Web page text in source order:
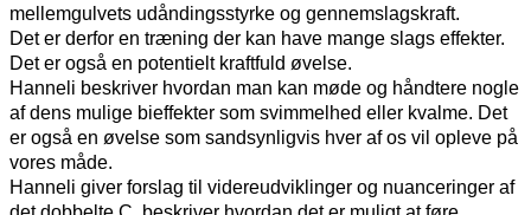
mellemgulvets udåndingsstyrke og gennemslagskraft.
Det er derfor en træning der kan have mange slags effekter.
Det er også en potentielt kraftfuld øvelse.
Hanneli beskriver hvordan man kan møde og håndtere nogle
af dens mulige bieffekter som svimmelhed eller kvalme. Det
er også en øvelse som sandsynligvis hver af os vil opleve på
vores måde.
Hanneli giver forslag til videreudviklinger og nuanceringer af